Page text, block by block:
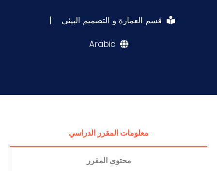
قسم العمارة و التصميم البيئى |
Arabic
معلومات المقرر الدراسي
محتوى المقرر